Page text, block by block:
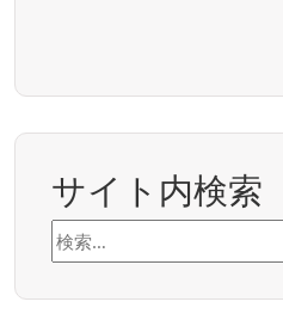
サイト内検索
検
索: